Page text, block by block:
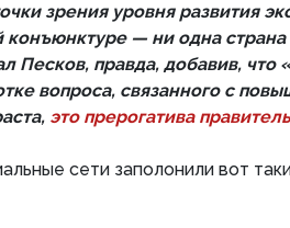
зрения уровня развития
— ни одна страна
Песков, правда, добавив, что
вопроса, связанного с
это прерогатива
сети заполонили вот